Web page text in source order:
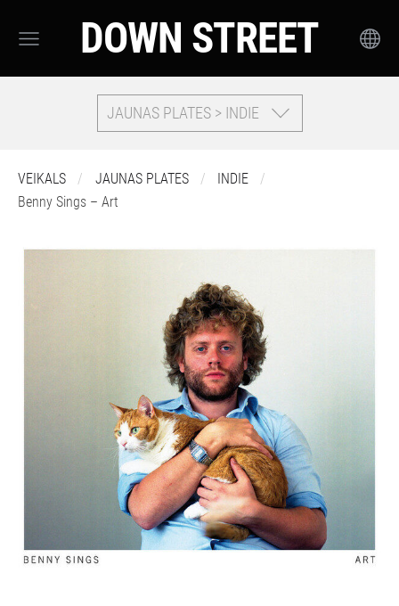
DOWN STREET
JAUNAS PLATES > INDIE
VEIKALS JAUNAS PLATES
INDIE
Benny Sings – Art